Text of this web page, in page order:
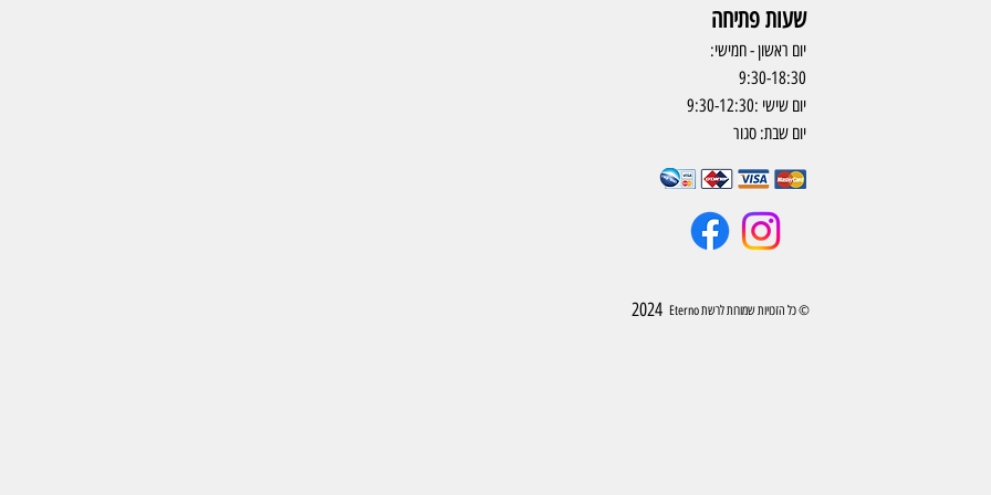
שעות פתיחה
יום ראשון - חמישי:
9:30-18:30
יום שישי :9:30-12:30
יום שבת: סגור
2024 © כל הזכויות שמורות לרשת Eterno